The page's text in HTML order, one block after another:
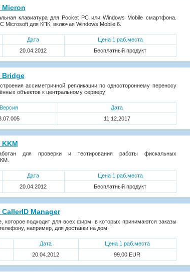
Micron
клавиатура для Pocket PC или Windows Mobile смартфона.
Microsoft для КПК, включая Windows Mobile 6.
Дата
Цена 1 раб.места
20.04.2012 Бесплатный продукт
Bridge
ассиметричной репликации по одностороннему переносу
объектов к центральному серверу
Версия
Дата
11.12.2017
для проверки и тестирования работы фискальных
Дата
Цена 1 раб.места
20.04.2012 Бесплатный продукт
Manager
которое подходит для всех фирм, в которых принимаются заказы
например, для доставки на дом.
Дата
Цена 1 раб.места
20.04.2012 99.00 EUR